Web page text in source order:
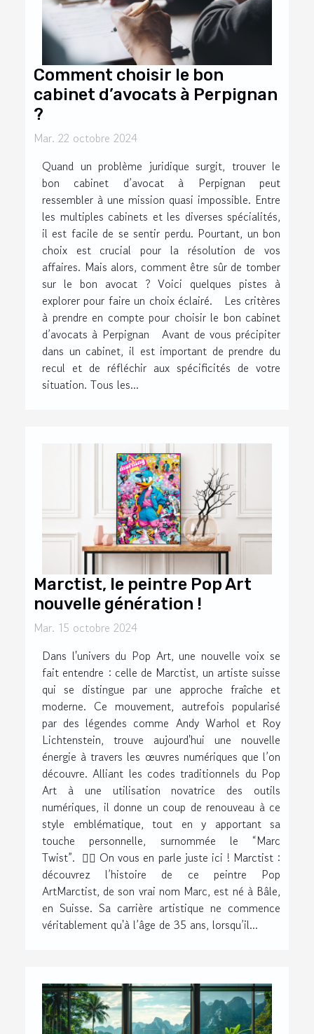
Comment choisir le bon
cabinet d’avocats à Perpignan
?
Mar. 22 octobre 2024
Quand un problème juridique surgit, trouver le
bon cabinet d’avocat à Perpignan peut
ressembler à une mission quasi impossible. Entre
les multiples cabinets et les diverses spécialités,
il est facile de se sentir perdu. Pourtant, un bon
choix est crucial pour la résolution de vos
affaires. Mais alors, comment être sûr de tomber
sur le bon avocat ? Voici quelques pistes à
explorer pour faire un choix éclairé. Les critères
à prendre en compte pour choisir le bon cabinet
d’avocats à Perpignan Avant de vous précipiter
dans un cabinet, il est important de prendre du
recul et de réfléchir aux spécificités de votre
situation. Tous les...
Marctist, le peintre Pop Art
nouvelle génération !
Mar. 15 octobre 2024
Dans l'univers du Pop Art, une nouvelle voix se
fait entendre : celle de Marctist, un artiste suisse
qui se distingue par une approche fraîche et
moderne. Ce mouvement, autrefois popularisé
par des légendes comme Andy Warhol et Roy
Lichtenstein, trouve aujourd'hui une nouvelle
énergie à travers les œuvres numériques que l’on
découvre. Alliant les codes traditionnels du Pop
Art à une utilisation novatrice des outils
numériques, il donne un coup de renouveau à ce
style emblématique, tout en y apportant sa
touche personnelle, surnommée le “Marc
Twist”. 👇🏼 On vous en parle juste ici ! Marctist :
découvrez l’histoire de ce peintre Pop
ArtMarctist, de son vrai nom Marc, est né à Bâle,
en Suisse. Sa carrière artistique ne commence
véritablement qu'à l’âge de 35 ans, lorsqu’il...